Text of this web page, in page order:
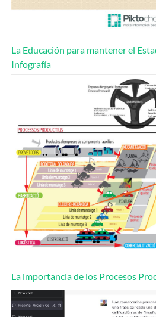
La Educación para mantener el
Infografía
La importancia de los Procesos